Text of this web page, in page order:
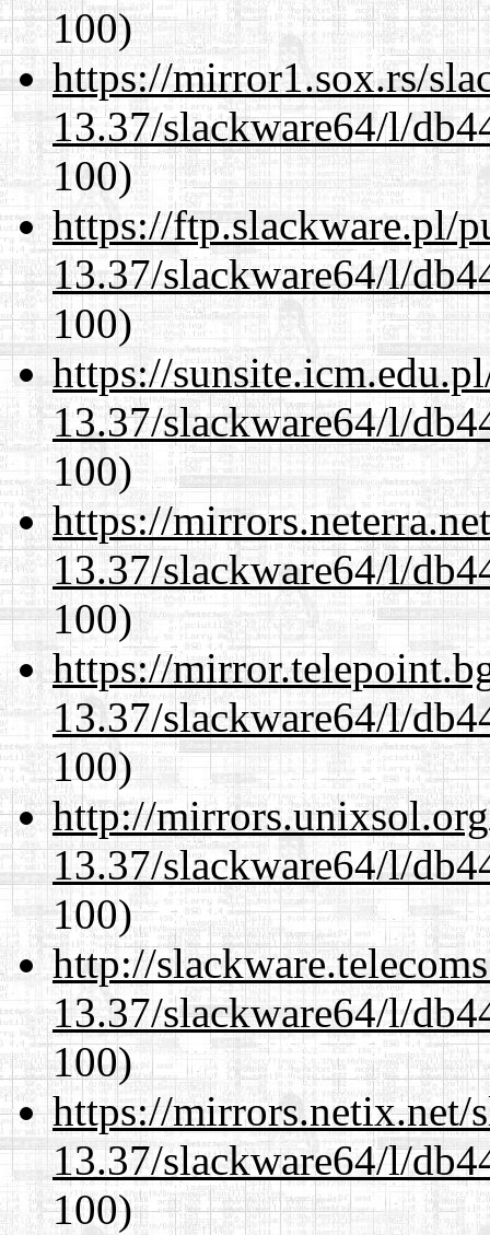
100)
https://mirror1.sox.rs/
13.37/slackware64/l/
100)
https://ftp.slackware.pl/
13.37/slackware64/l/
100)
https://
13.37/slackware64/l/
100)
https://
13.37/slackware64/l/
100)
https://
13.37/slackware64/l/
100)
http://
13.37/slackware64/l/
100)
http://
13.37/slackware64/l/
100)
https://mirrors.netix.net/
13.37/slackware64/l/
100)